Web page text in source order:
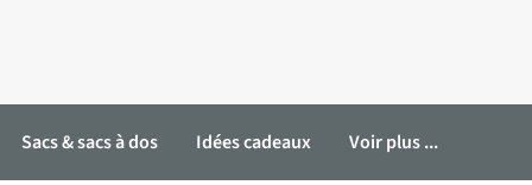
Sacs & sacs à dos Idées cadeaux Voir plus ...